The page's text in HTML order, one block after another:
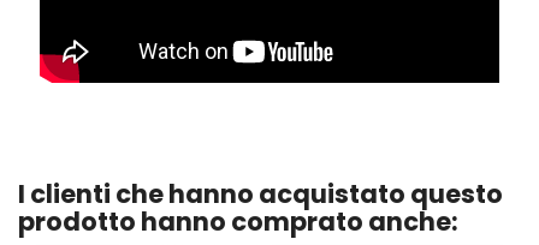
I clienti che hanno acquistato questo
prodotto hanno comprato anche: